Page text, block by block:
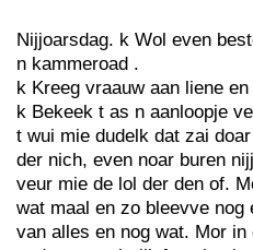
Nijjoarsdag. k Wol even
n kammeroad .
k Kreeg vraauw aan liene
k Bekeek t as n aanloopje
t wui mie dudelk dat zai
der nich, even noar buren
veur mie de lol der den of.
wat maal en zo bleevve nog
van alles en nog wat. Mor